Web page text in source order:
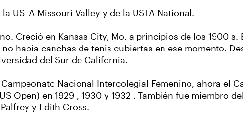
USTA Missouri Valley y de la USTA National.
Creció en Kansas City, Mo. a principios de los 1900 s.
había canchas de tenis cubiertas en ese momento.
del Sur de California.
Nacional Intercolegial Femenino, ahora el
Open) en 1929 , 1930 y 1932 . También fue miembro
y Edith Cross.